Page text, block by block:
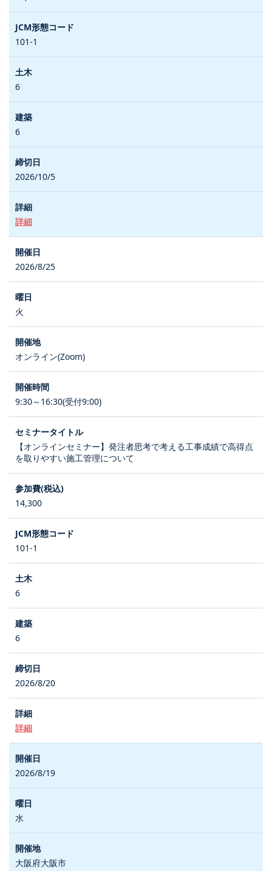
101-1
6
6
2026/10/5
詳細
2026/8/25
火
オンライン(Zoom)
9:30～16:30(受付9:00)
【オンラインセミナー】発注者思考で考える工事成績で高得点
を取りやすい施工管理について
14,300
101-1
6
6
2026/8/20
詳細
2026/8/19
水
大阪府大阪市